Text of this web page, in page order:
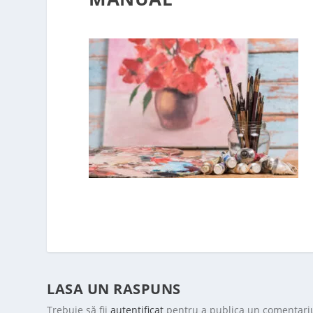
LASA UN RASPUNS
Trebuie să fiiautentificat pentru a publica un